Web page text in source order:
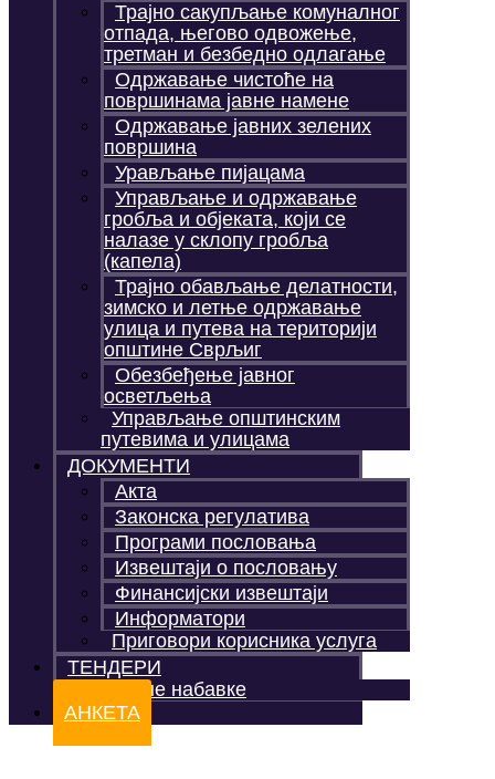
Трајно сакупљање комуналног
отпада, његово одвожење,
третман и безбедно одлагање
Одржавање чистоће на
површинама јавне намене
Одржавање јавних зелених
површина
Урављање пијацама
Управљање и одржавање
гробља и објеката, који се
налазе у склопу гробља
(капела)
Трајно обављање делатности,
зимско и летње одржавање
улица и путева на територији
општине Сврљиг
Обезбеђење јавног
осветљења
Управљање општинским
путевима и улицама
ДОКУМЕНТИ
Акта
Законска регулатива
Програми пословања
Извештаји о пословању
Финансијски извештаји
Информатори
Приговори корисника услуга
ТЕНДЕРИ
Јавне набавке
АНКЕТА